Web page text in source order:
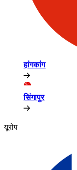
हांगकांग​​
सिंगापुर​​
यूरोप​​